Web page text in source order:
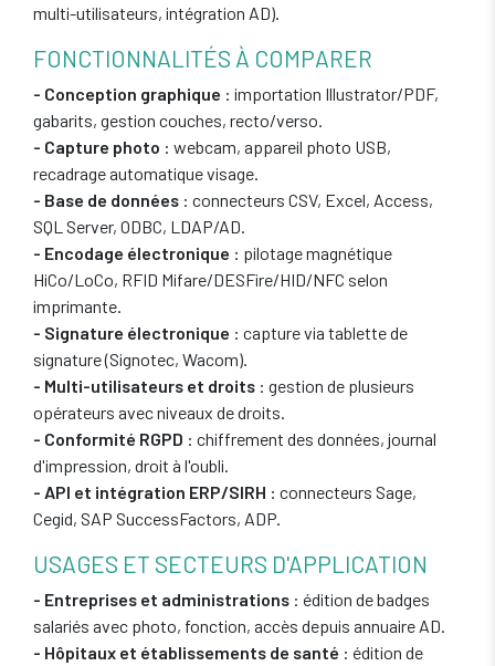
multi-utilisateurs, intégration AD).
FONCTIONNALITÉS À COMPARER
- Conception graphique : importation Illustrator/PDF,
gabarits, gestion couches, recto/verso.
- Capture photo : webcam, appareil photo USB,
recadrage automatique visage.
- Base de données : connecteurs CSV, Excel, Access,
SQL Server, ODBC, LDAP/AD.
- Encodage électronique : pilotage magnétique
HiCo/LoCo, RFID Mifare/DESFire/HID/NFC selon
imprimante.
- Signature électronique : capture via tablette de
signature (Signotec, Wacom).
- Multi-utilisateurs et droits : gestion de plusieurs
opérateurs avec niveaux de droits.
- Conformité RGPD : chiffrement des données, journal
d'impression, droit à l'oubli.
- API et intégration ERP/SIRH : connecteurs Sage,
Cegid, SAP SuccessFactors, ADP.
USAGES ET SECTEURS D'APPLICATION
- Entreprises et administrations : édition de badges
salariés avec photo, fonction, accès depuis annuaire AD.
- Hôpitaux et établissements de santé : édition de